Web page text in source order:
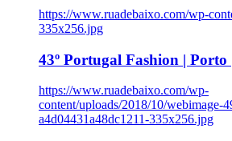
https://www.ruadebaixo.com/wp-
335x256.jpg
43º Portugal Fashion | Porto
https://www.ruadebaixo.com/wp-
content/uploads/2018/10/webimage-
a4d04431a48dc1211-335x256.jpg